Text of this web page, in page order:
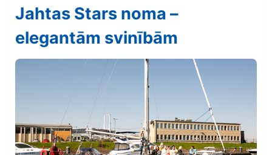
Jahtas Stars noma –
elegantām svinībām